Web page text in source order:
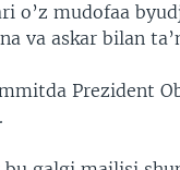
o’z mudofaa
va askar bilan
Prezident